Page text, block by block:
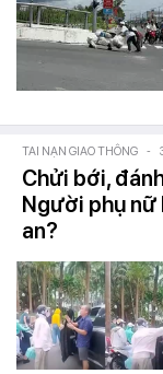
TAI NẠN GIAO THÔNG -
Chửi bới,
Người phụ nữ
an?